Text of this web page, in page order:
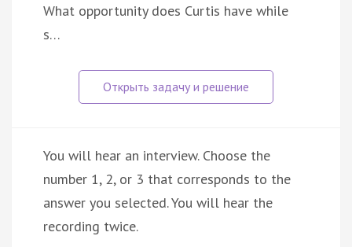
What opportunity does Curtis have while
s…
You will hear an interview. Choose the
number 1, 2, or 3 that corresponds to the
answer you selected. You will hear the
recording twice.